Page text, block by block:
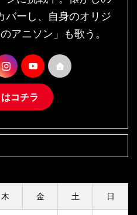
バーし、自身のオリジ
アニソン」も歌う。
コチラ
木 金 土 日